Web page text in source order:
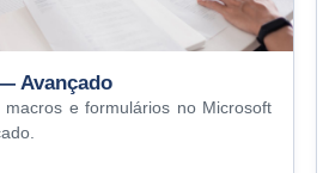
Avançado
macros e formulários no Microsoft